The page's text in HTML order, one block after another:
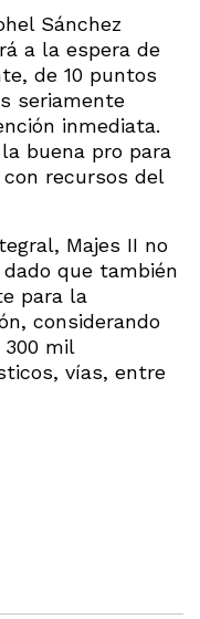
Sánchez
a la espera de
de 10 puntos
seriamente
inmediata.
buena pro para
recursos del
Majes II no
que también
para la
considerando
300 mil
vías, entre